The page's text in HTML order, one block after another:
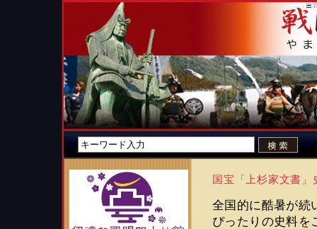
国宝「上杉家文書」
全国的に酷暑が続
ぴったりの史料を